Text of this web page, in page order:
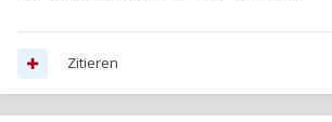
Zitieren